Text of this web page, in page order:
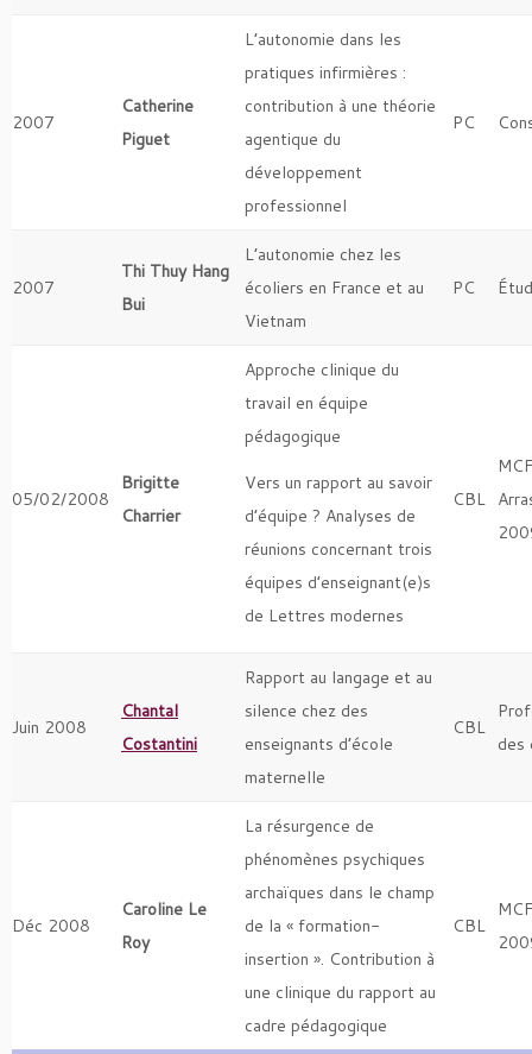
2007
Catherine
Piguet
L’autonomie dans les
pratiques infirmières :
contribution à une théorie
agentique du
développement
professionnel
PC
2007
Thi Thuy Hang
Bui
L’autonomie chez les
écoliers en France et au
Vietnam
PC
05/02/2008
Brigitte
Charrier
Approche clinique du
travail en équipe
pédagogique
Vers un rapport au savoir
d’équipe ? Analyses de
réunions concernant trois
équipes d’enseignant(e)s
de Lettres modernes
CBL
Juin 2008
Chantal
Costantini
Rapport au langage et au
silence chez des
enseignants d’école
maternelle
CBL
des
Déc 2008
Caroline Le
Roy
La résurgence de
phénomènes psychiques
archaïques dans le champ
de la « formation-
insertion ». Contribution à
une clinique du rapport au
cadre pédagogique
CBL